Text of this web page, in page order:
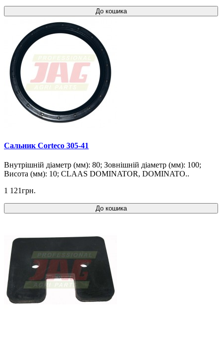
До кошика
Сальник Corteco 305-41
Внутрішній діаметр (мм): 80; Зовнішній діаметр (мм): 100;
Висота (мм): 10; CLAAS DOMINATOR, DOMINATO..
1 121грн.
До кошика